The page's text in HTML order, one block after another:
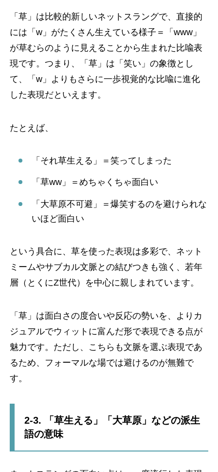
「草」は比較的新しいネットスラングで、直接的
には「w」がたくさん生えている様子＝「www」
が草むらのように見えることから生まれた比喩表
現です。つまり、「草」は「笑い」の象徴とし
て、「w」よりもさらに一歩視覚的な比喩に進化
した表現だといえます。
たとえば、
「それ草生える」＝笑ってしまった
「草ww」＝めちゃくちゃ面白い
「大草原不可避」＝爆笑するのを避けられな
いほど面白い
という具合に、草を使った表現は多彩で、ネット
ミームやサブカル文脈との結びつきも強く、若年
層（とくにZ世代）を中心に親しまれています。
「草」は面白さの度合いや反応の勢いを、よりカ
ジュアルでウィットに富んだ形で表現できる点が
魅力です。ただし、こちらも文脈を選ぶ表現であ
るため、フォーマルな場では避けるのが無難で
す。
2-3. 「草生える」「大草原」などの派生
語の意味